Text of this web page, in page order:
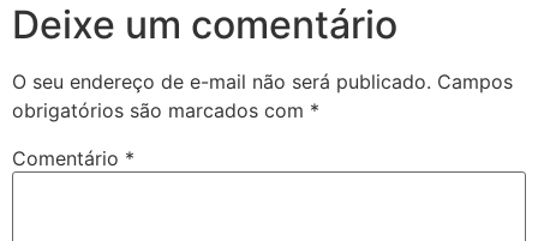
Deixe um comentário
O seu endereço de e-mail não será publicado. Campos
obrigatórios são marcados com *
Comentário *